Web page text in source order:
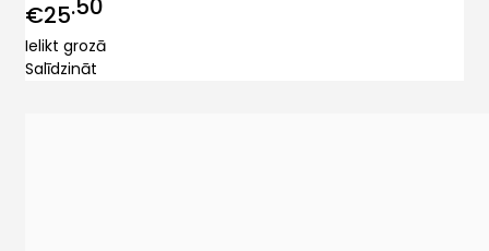
€25 50
Ielikt grozā
Salīdzināt